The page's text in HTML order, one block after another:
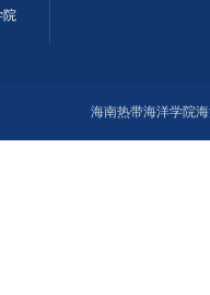
院
海南热带海洋学院